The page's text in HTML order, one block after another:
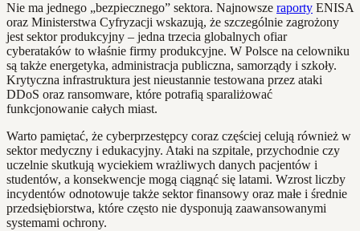
Nie ma jednego „bezpiecznego” sektora. Najnowsze raporty ENISA
oraz Ministerstwa Cyfryzacji wskazują, że szczególnie zagrożony
jest sektor produkcyjny – jedna trzecia globalnych ofiar
cyberataków to właśnie firmy produkcyjne. W Polsce na celowniku
są także energetyka, administracja publiczna, samorządy i szkoły.
Krytyczna infrastruktura jest nieustannie testowana przez ataki
DDoS oraz ransomware, które potrafią sparaliżować
funkcjonowanie całych miast.
Warto pamiętać, że cyberprzestępcy coraz częściej celują również w
sektor medyczny i edukacyjny. Ataki na szpitale, przychodnie czy
uczelnie skutkują wyciekiem wrażliwych danych pacjentów i
studentów, a konsekwencje mogą ciągnąć się latami. Wzrost liczby
incydentów odnotowuje także sektor finansowy oraz małe i średnie
przedsiębiorstwa, które często nie dysponują zaawansowanymi
systemami ochrony.